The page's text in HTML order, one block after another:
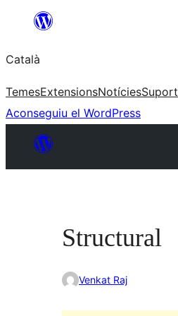
contingut
Català
TemesExtensionsNotíciesSuport
Aconseguiu el WordPress
Structural
Venkat Raj